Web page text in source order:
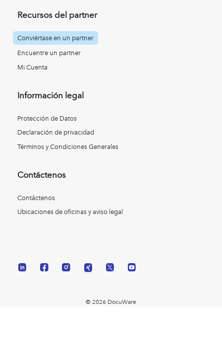
Recursos del partner
Conviértase en un partner
Encuentre un partner
Mi Cuenta
Información legal
Protección de Datos
Declaración de privacidad
Términos y Condiciones Generales
Contáctenos
Contáctenos
Ubicaciones de oficinas y aviso legal
© 2026 DocuWare